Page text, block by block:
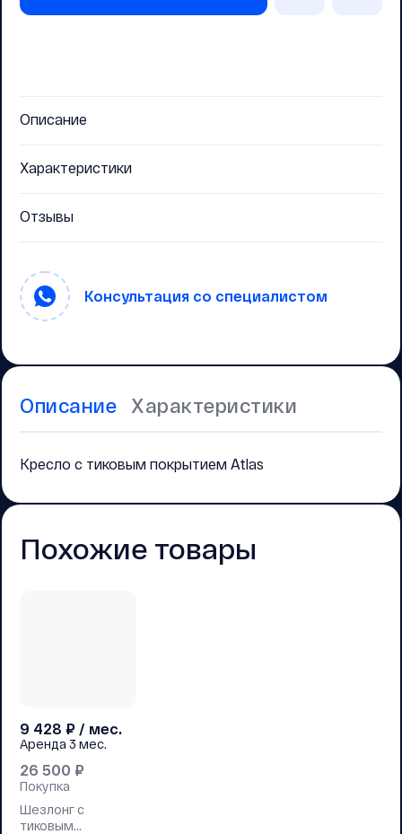
Описание Характеристики
Кресло с тиковым покрытием Atlas
Описание
Характеристики
Отзывы
Консультация со специалистом
Похожие товары
9 428 ₽ / мес.
Аренда 3 мес.
26 500 ₽
Покупка
Шезлонг с
тиковым